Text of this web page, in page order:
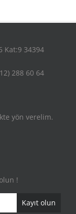
Kat:9 34394
288 60 64
yön verelim.
!